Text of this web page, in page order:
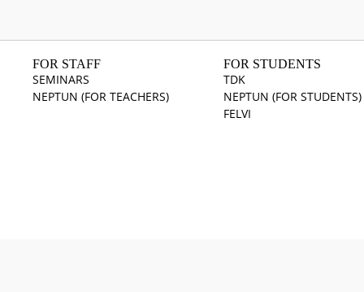
FOR STAFF
SEMINARS
NEPTUN (FOR TEACHERS)
FOR STUDENTS
TDK
NEPTUN (FOR STUDENTS)
FELVI